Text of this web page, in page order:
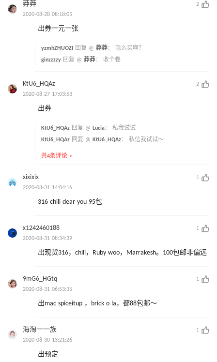
莽莽
2
2020-08-28 08:18:05
出券一元一张
yzmhZHUOZI 回复 @ 莽莽： 怎么买啊？
ginzzzzy 回复 @ 莽莽： 收个卷
KtU6_HQAz
2
2020-08-27 17:03:53
出券
KtU6_HQAz 回复 @ Lucia： 私我试试
KtU6_HQAz 回复 @ KtU6_HQAz： 私信我试试～
共4条评论 >
xixixix
1
2020-08-31 14:04:16
316 chili dear you 95包
x1242460188
1
2020-08-31 08:34:39
出现货316，chili，Ruby woo，Marrakesh。100包邮非偏远
9mG6_HGtq
1
2020-08-31 06:53:35
出mac spiceitup ，brick o la，都88包邮～
海淘一一族
1
2020-08-30 13:21:26
出预定